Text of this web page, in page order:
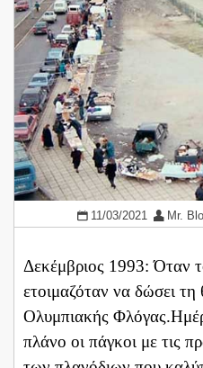
11/03/2021 Mr.
Δεκέμβριος 1993: Όταν
ετοιμαζόταν να δώσει
Ολυμπιακής
πλάνο οι πάγκοι με τις